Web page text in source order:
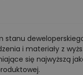
stanu
i materiały z
się najwyższą